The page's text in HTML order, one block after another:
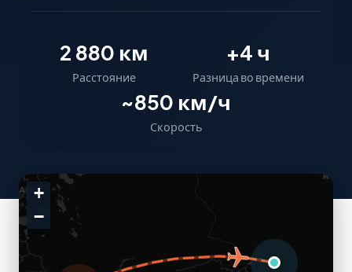
2 880 км
Расстояние
+4 ч
Разница во времени
~850 км/ч
Скорость
+
−